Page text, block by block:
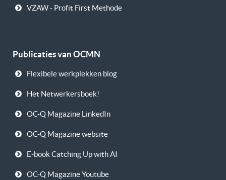
VZAW - Profit First Methode
Publicaties van OCMN
Flexibele werkplekken blog
Het Netwerkersboek!
OC-Q Magazine LinkedIn
OC-Q Magazine website
E-book Catching Up with AI
OC-Q Magazine Youtube